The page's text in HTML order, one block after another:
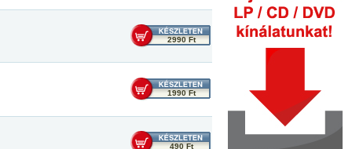
2990 Ft
1990 Ft
490 Ft